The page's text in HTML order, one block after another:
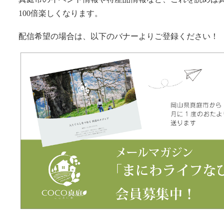
100倍楽しくなります。
配信希望の場合は、以下のバナーよりご登録ください！